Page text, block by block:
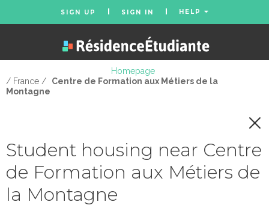
SIGN UP SIGN IN HELP
Homepage
/ France /
Centre de Formation aux Métiers de la
Montagne
Student housing near Centre
de Formation aux Métiers de
la Montagne